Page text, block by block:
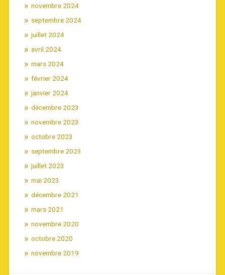
novembre 2024
septembre 2024
juillet 2024
avril 2024
mars 2024
février 2024
janvier 2024
décembre 2023
novembre 2023
octobre 2023
septembre 2023
juillet 2023
mai 2023
décembre 2021
mars 2021
novembre 2020
octobre 2020
novembre 2019